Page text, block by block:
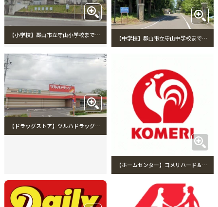
【小学校】郡山市立守山小学校まで1250m 郡山市立守山小学校 【中学校】郡山市立守山中学校まで2204m 郡山市立守山中学校
【ドラッグストア】ツルハドラッグ郡山守山店まで1125m ツルハドラッグ郡山守山店
【ホームセンター】コメリハード＆グリーン守山店まで1004m コメリハード＆グリーン守山店